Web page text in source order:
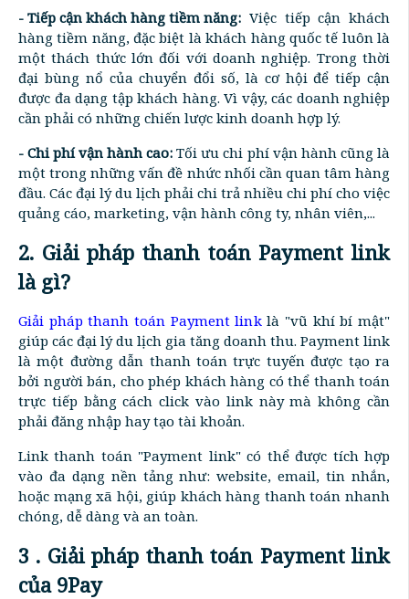
- Tiếp cận khách hàng tiềm năng: Việc tiếp cận khách
hàng tiềm năng, đặc biệt là khách hàng quốc tế luôn là
một thách thức lớn đối với doanh nghiệp. Trong thời
đại bùng nổ của chuyển đổi số, là cơ hội để tiếp cận
được đa dạng tập khách hàng. Vì vậy, các doanh nghiệp
cần phải có những chiến lược kinh doanh hợp lý.
- Chi phí vận hành cao: Tối ưu chi phí vận hành cũng là
một trong những vấn đề nhức nhối cần quan tâm hàng
đầu. Các đại lý du lịch phải chi trả nhiều chi phí cho việc
quảng cáo, marketing, vận hành công ty, nhân viên,...
2. Giải pháp thanh toán Payment link
là gì?
Giải pháp thanh toán Payment linklà "vũ khí bí mật"
giúp các đại lý du lịch gia tăng doanh thu. Payment link
là một đường dẫn thanh toán trực tuyến được tạo ra
bởi người bán, cho phép khách hàng có thể thanh toán
trực tiếp bằng cách click vào link này mà không cần
phải đăng nhập hay tạo tài khoản.
Link thanh toán "Payment link" có thể được tích hợp
vào đa dạng nền tảng như: website, email, tin nhắn,
hoặc mạng xã hội, giúp khách hàng thanh toán nhanh
chóng, dễ dàng và an toàn.
3 . Giải pháp thanh toán Payment link
của 9Pay